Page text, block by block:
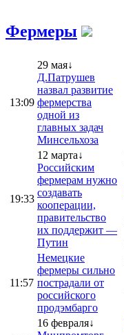
Фермеры
13:09
29 мая↓
Д.Патрушев
назвал развитие
фермерства
одной из
главных задач
Минсельхоза
19:33
12 марта↓
Российским
фермерам нужно
создавать
кооперации,
правительство
их поддержит —
Путин
11:57
Немецкие
фермеры сильно
пострадали от
российского
продэмбарго
16 февраля↓